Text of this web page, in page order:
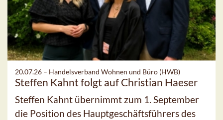
20.07.26 – Handelsverband Wohnen und Büro (HWB)
Steffen Kahnt folgt auf Christian Haeser
Steffen Kahnt übernimmt zum 1. September
die Position des Hauptgeschäftsführers des